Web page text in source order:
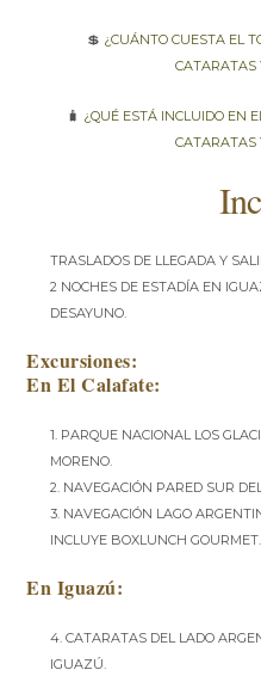
💲 ¿Cuánto cuesta el
Cataratas
🧳 ¿Qué está incluido en
Cataratas
Traslados de llegada y
2 noches de estadía en
desayuno.
Excursiones:
En El Calafate:
1. Parque Nacional Los
Moreno.
2. Navegación pared sur
3. Navegación Lago
incluye boxlunch Gourmet.
En Iguazú:
4. Cataratas del lado
Iguazú.